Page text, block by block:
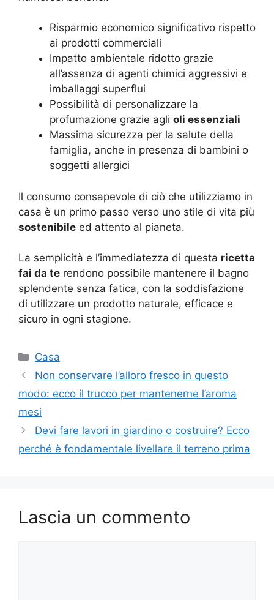
Risparmio economico significativo rispetto
ai prodotti commerciali
Impatto ambientale ridotto grazie
all’assenza di agenti chimici aggressivi e
imballaggi superflui
Possibilità di personalizzare la
profumazione grazie agli oli essenziali
Massima sicurezza per la salute della
famiglia, anche in presenza di bambini o
soggetti allergici
Il consumo consapevole di ciò che utilizziamo in
casa è un primo passo verso uno stile di vita più
sostenibile ed attento al pianeta.
La semplicità e l’immediatezza di questa ricetta
fai da te rendono possibile mantenere il bagno
splendente senza fatica, con la soddisfazione
di utilizzare un prodotto naturale, efficace e
sicuro in ogni stagione.
Categorie
Casa
Non conservare l’alloro fresco in questo
modo: ecco il trucco per mantenerne l’aroma
mesi
Devi fare lavori in giardino o costruire? Ecco
perché è fondamentale livellare il terreno prima
Lascia un commento